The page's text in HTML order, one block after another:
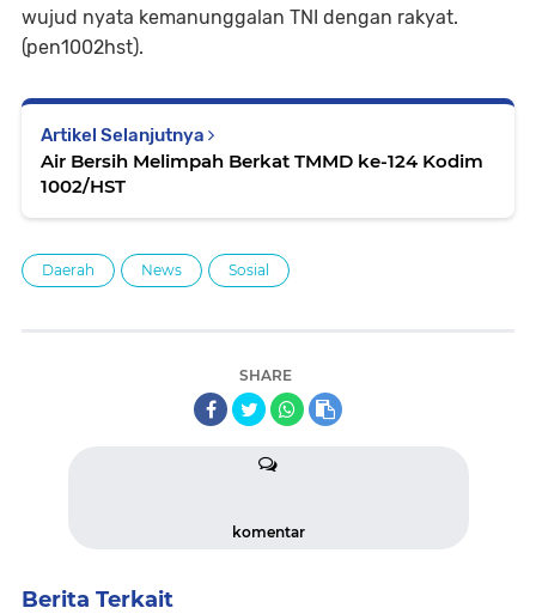
wujud nyata kemanunggalan TNI dengan rakyat.
(pen1002hst).
Artikel Selanjutnya
Air Bersih Melimpah Berkat TMMD ke-124 Kodim
1002/HST
Daerah News Sosial
SHARE
komentar
Berita Terkait